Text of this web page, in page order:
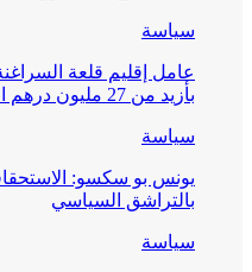
سياسة
عامل إقليم قلعة
بأزيد من 27 مليون درهم احتفاءً…
سياسة
يونس بو سكسو:
بالتراشق السياسي
سياسة